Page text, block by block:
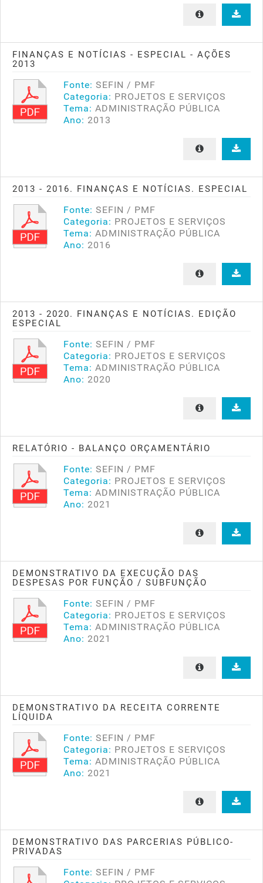
FINANÇAS E NOTÍCIAS - ESPECIAL - AÇÕES
2013
Fonte: SEFIN / PMF
Categoria: PROJETOS E SERVIÇOS
Tema: ADMINISTRAÇÃO PÚBLICA
Ano: 2013
2013 - 2016. FINANÇAS E NOTÍCIAS. ESPECIAL
Fonte: SEFIN / PMF
Categoria: PROJETOS E SERVIÇOS
Tema: ADMINISTRAÇÃO PÚBLICA
Ano: 2016
2013 - 2020. FINANÇAS E NOTÍCIAS. EDIÇÃO
ESPECIAL
Fonte: SEFIN / PMF
Categoria: PROJETOS E SERVIÇOS
Tema: ADMINISTRAÇÃO PÚBLICA
Ano: 2020
RELATÓRIO - BALANÇO ORÇAMENTÁRIO
Fonte: SEFIN / PMF
Categoria: PROJETOS E SERVIÇOS
Tema: ADMINISTRAÇÃO PÚBLICA
Ano: 2021
DEMONSTRATIVO DA EXECUÇÃO DAS
DESPESAS POR FUNÇÃO / SUBFUNÇÃO
Fonte: SEFIN / PMF
Categoria: PROJETOS E SERVIÇOS
Tema: ADMINISTRAÇÃO PÚBLICA
Ano: 2021
DEMONSTRATIVO DA RECEITA CORRENTE
LÍQUIDA
Fonte: SEFIN / PMF
Categoria: PROJETOS E SERVIÇOS
Tema: ADMINISTRAÇÃO PÚBLICA
Ano: 2021
DEMONSTRATIVO DAS PARCERIAS PÚBLICO-
PRIVADAS
Fonte: SEFIN / PMF